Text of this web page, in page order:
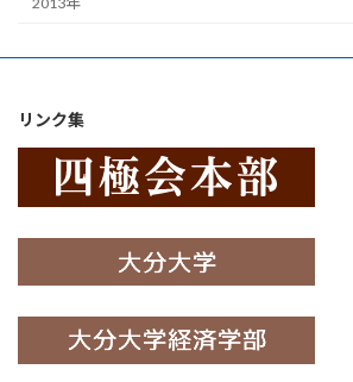
リンク集